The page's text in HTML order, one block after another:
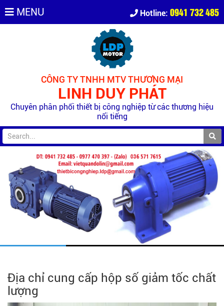
MENU Hotline: 0941 732 485
CÔNG TY TNHH MTV THƯƠNG MẠI
LINH DUY PHÁT
Chuyên phân phối thiết bị công nghiệp từ các thương hiệu
nổi tiếng
Địa chỉ cung cấp hộp số giảm tốc chất
lượng